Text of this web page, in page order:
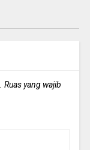
Ruas yang wajib